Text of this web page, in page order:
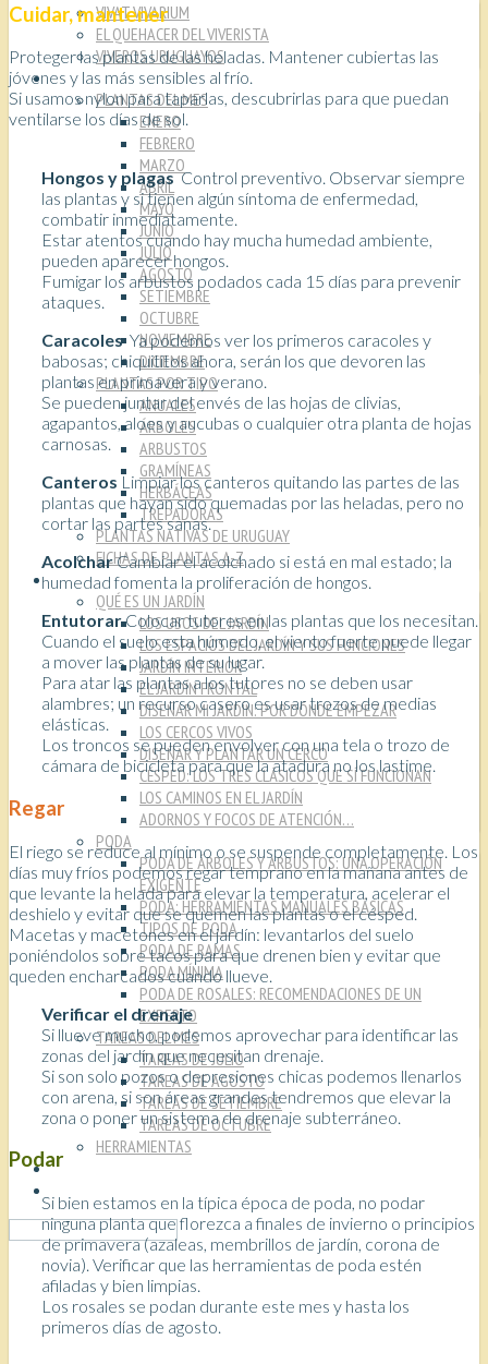
VIVAT VIVARIUM
EL QUEHACER DEL VIVERISTA
VIVEROS URUGUAYOS
PLANTAS
PLANTAS DEL MES
ENERO
FEBRERO
MARZO
ABRIL
MAYO
JUNIO
JULIO
AGOSTO
SETIEMBRE
OCTUBRE
NOVIEMBRE
DICIEMBRE
PLANTAS POR TIPO
ANUALES
ÁRBOLES
ARBUSTOS
GRAMÍNEAS
HERBÁCEAS
TREPADORAS
PLANTAS NATIVAS DE URUGUAY
FICHAS DE PLANTAS A-Z
TÉCNICAS
QUÉ ES UN JARDÍN
LOS USOS DEL JARDÍN
LOS ESPACIOS DEL JARDÍN Y SUS FUNCIONES
JARDÍN INTERIOR
EL JARDÍN FRONTAL
DISEÑAR MI JARDÍN: POR DÓNDE EMPEZAR
LOS CERCOS VIVOS
DISEÑAR Y PLANTAR UN CERCO
CÉSPED: LOS TRES CLÁSICOS QUE SÍ FUNCIONAN
LOS CAMINOS EN EL JARDÍN
ADORNOS Y FOCOS DE ATENCIÓN…
PODA
PODA DE ÁRBOLES Y ARBUSTOS: UNA OPERACIÓN
EXIGENTE
PODA: HERRAMIENTAS MANUALES BÁSICAS
TIPOS DE PODA
PODA DE RAMAS
PODA MÍNIMA
PODA DE ROSALES: RECOMENDACIONES DE UN
EXPERTO
TAREAS DEL MES
TAREAS DE JULIO
TAREAS DE AGOSTO
TAREAS DE SETIEMBRE
TAREAS DE OCTUBRE
HERRAMIENTAS
ACERCA DE/CONTACTO
Cuidar, mantener
Proteger las plantas de las heladas. Mantener cubiertas las
jóvenes y las más sensibles al frío.
Si usamos nylon para taparlas, descubrirlas para que puedan
ventilarse los días de sol.
Hongos y plagasControl preventivo. Observar siempre
las plantas y si tienen algún síntoma de enfermedad,
combatir inmediatamente.
Estar atentos cuando hay mucha humedad ambiente,
pueden aparecer hongos.
Fumigar los arbustos podados cada 15 días para prevenir
ataques.
CaracolesYa podemos ver los primeros caracoles y
babosas; chiquititos ahora, serán los que devoren las
plantas en primavera y verano.
Se pueden juntar del envés de las hojas de clivias,
agapantos, aloes y aucubas o cualquier otra planta de hojas
carnosas.
Canteros Limpiar los canteros quitando las partes de las
plantas que hayan sido quemadas por las heladas, pero no
cortar las partes sanas.
AcolcharCambiar el acolchado si está en mal estado; la
humedad fomenta la proliferación de hongos.
EntutorarColocar tutores en las plantas que los necesitan.
Cuando el suelo esta húmedo, el viento fuerte puede llegar
a mover las plantas de su lugar.
Para atar las plantas a los tutores no se deben usar
alambres; un recurso casero es usar trozos de medias
elásticas.
Los troncos se pueden envolver con una tela o trozo de
cámara de bicicleta para que la atadura no los lastime.
Regar
El riego se reduce al mínimo o se suspende completamente. Los
días muy fríos podemos regar temprano en la mañana antes de
que levante la helada para elevar la temperatura, acelerar el
deshielo y evitar que se quemen las plantas o el césped.
Macetas y macetones en el jardín: levantarlos del suelo
poniéndolos sobre tacos para que drenen bien y evitar que
queden encharcados cuando llueve.
Verificar el drenaje
Si llueve mucho, podemos aprovechar para identificar las
zonas del jardín que necesitan drenaje.
Si son solo pozos o depresiones chicas podemos llenarlos
con arena, si son áreas grandes tendremos que elevar la
zona o poner un sistema de drenaje subterráneo.
Podar
Si bien estamos en la típica época de poda, no podar
ninguna planta que florezca a finales de invierno o principios
de primavera (azaleas, membrillos de jardín, corona de
novia). Verificar que las herramientas de poda estén
afiladas y bien limpias.
Los rosales se podan durante este mes y hasta los
primeros días de agosto.